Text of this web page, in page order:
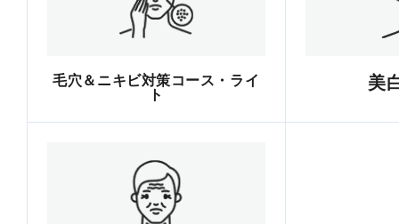
毛穴＆ニキビ対策コース・ライ
ト
美